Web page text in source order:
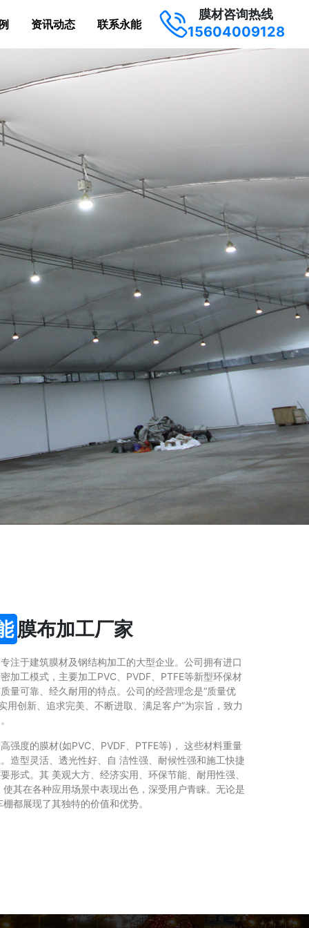
资讯动态 联系永能
膜材咨询热线
15604009128
膜布加工厂家
注于建筑膜材及钢结构加工的大型企业。公司拥有进口
加工模式，主要加工PVC、PVDF、PTFE等新型环保材
量可靠、经久耐用的特点。公司的经营理念是“质量优
用创新、追求完美、不断进取、满足客户”为宗旨，致力
强度的膜材(如PVC、PVDF、PTFE等)， 这些材料重量
造型灵活、透光性好、自 洁性强、耐候性强和施工快捷
形式。其 美观大方、经济实用、环保节能、耐用性强、
其在各种应用场景中表现出色，深受用户青睐。无论是
都展现了其独特的价值和优势。